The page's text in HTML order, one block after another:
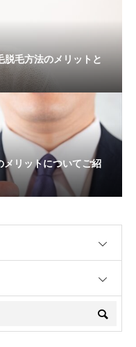
脱毛方法のメリットと
メリットについてご紹